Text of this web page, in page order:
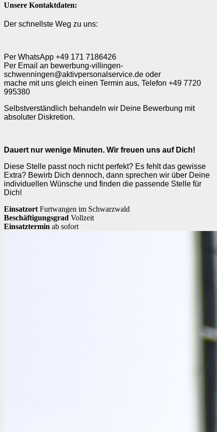
Unsere Kontaktdaten:
Der schnellste Weg zu uns:
Per WhatsApp +49 171 7186426
Per Email an bewerbung-villingen-
schwenningen@aktivpersonalservice.de oder
mache mit uns gleich einen Termin aus, Telefon +49 7720
995380
Selbstverständlich behandeln wir Deine Bewerbung mit
absoluter Diskretion.
Dauert nur wenige Minuten. Wir freuen uns auf Dich!
Diese Stelle passt noch nicht perfekt? Es fehlt das gewisse
Extra? Bewirb Dich dennoch, dann sprechen wir über Deine
individuellen Wünsche und finden die passende Stelle für
Dich!
Einsatzort Furtwangen im Schwarzwald
Beschäftigungsgrad Vollzeit
Einsatztermin ab sofort